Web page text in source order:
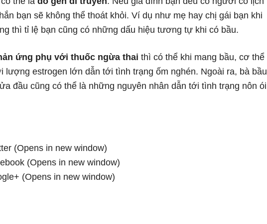
bạn sẽ không thể thoát khỏi. Ví dụ như mẹ hay chị gái bạn khi
thì tỉ lệ bạn cũng có những dấu hiệu tương tự khi có bầu.
ứng phụ với thuốc ngừa thai thì có thể khi mang bầu, cơ thể
lượng estrogen lớn dẫn tới tình trạng ốm nghén. Ngoài ra, bà bầu
đầu cũng có thể là những nguyên nhân dẫn tới tình trạng nôn ói
(Opens in new window)
(Opens in new window)
(Opens in new window)